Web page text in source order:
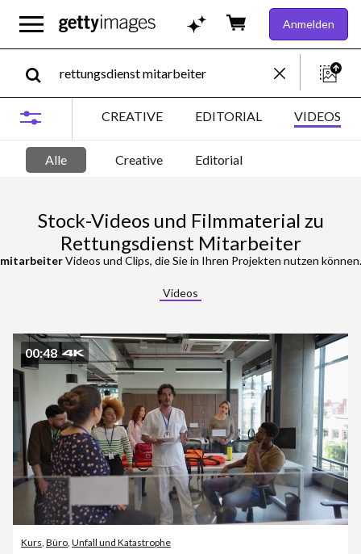
Anmelden
CREATIVE EDITORIAL VIDEOS
Alle Creative Editorial
Stock-Videos und Filmmaterial zu
Rettungsdienst Mitarbeiter
Videos und Clips, die Sie in Ihren Projekten nutzen können. Oder starten Sie eine neue Suche, um
Videos
00:48
Kurs Büro Unfall und Katastrophe